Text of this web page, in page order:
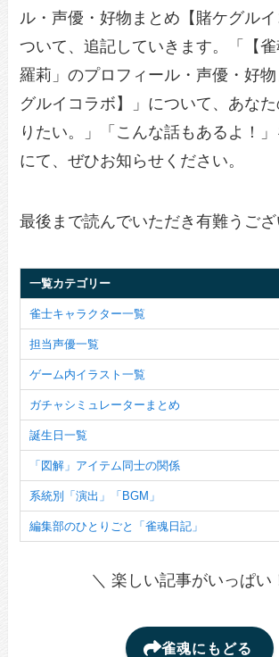
ル・声優・好物まとめ【賭ケグル
ついて、追記していきます。「【
羅莉」のプロフィール・声優・好
グルイコラボ】」について、あな
りたい。」「こんな話もあるよ！
にて、ぜひお知らせください。
最後まで読んでいただき有難うござ
一覧カテゴリー
雀士キャラクター一覧
担当声優一覧
ゲーム内イラスト一覧
ガチャシミュレーターまとめ
誕生日一覧
「図解」アイテム同士の関係
系統別「演出」「BGM」
編集部のひとりごと「雀魂日記」
＼ 楽しい記事がいっぱい
雀魂にもどる